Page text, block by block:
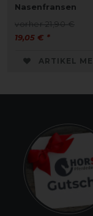
Nasenfransen
vorher 21,90 €
19,05 € *
ARTIKEL